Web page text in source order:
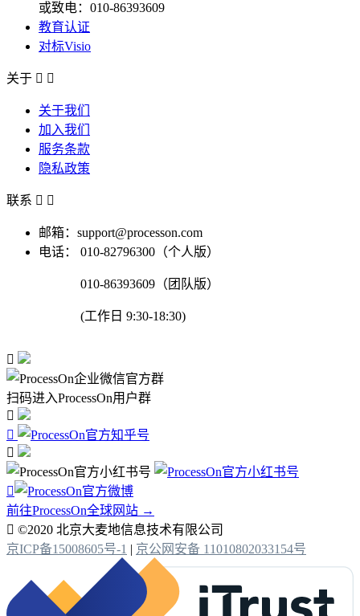
或致电：010-86393609
教育认证
对标Visio
关于  
关于我们
加入我们
服务条款
隐私政策
联系  
邮箱：support@processon.com
电话：
010-82796300（个人版）
010-86393609（团队版）
(工作日 9:30-18:30)

扫码进入ProcessOn用户群




前往ProcessOn全球网站 →
 ©2020 北京大麦地信息技术有限公司
京ICP备15008605号-1 | 京公网安备 11010802033154号